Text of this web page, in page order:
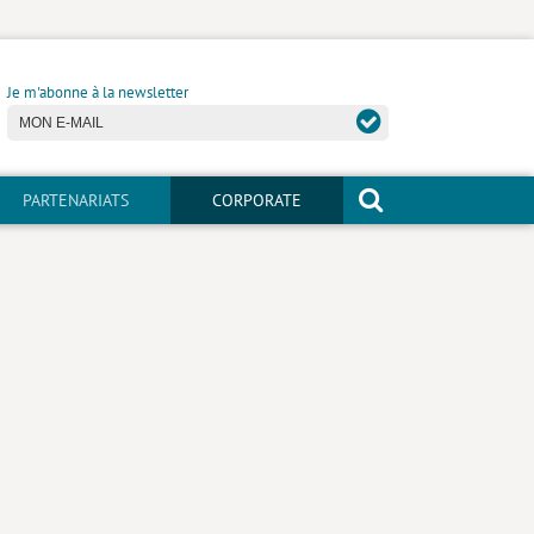
Je m'abonne à la newsletter
PARTENARIATS CORPORATE